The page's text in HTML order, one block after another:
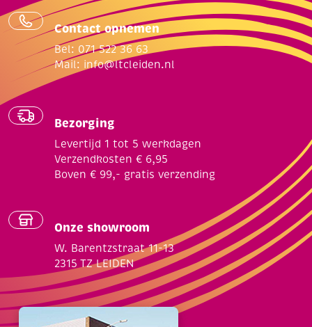
Contact opnemen
Bel: 071 522 36 63
Mail: info@ltcleiden.nl
Bezorging
Levertijd 1 tot 5 werkdagen
Verzendkosten € 6,95
Boven € 99,- gratis verzending
Onze showroom
W. Barentzstraat 11-13
2315 TZ LEIDEN